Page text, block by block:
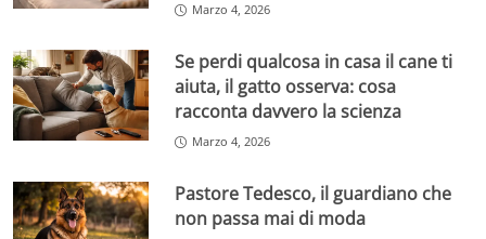
Marzo 4, 2026
Se perdi qualcosa in casa il cane ti
aiuta, il gatto osserva: cosa
racconta davvero la scienza
Marzo 4, 2026
Pastore Tedesco, il guardiano che
non passa mai di moda